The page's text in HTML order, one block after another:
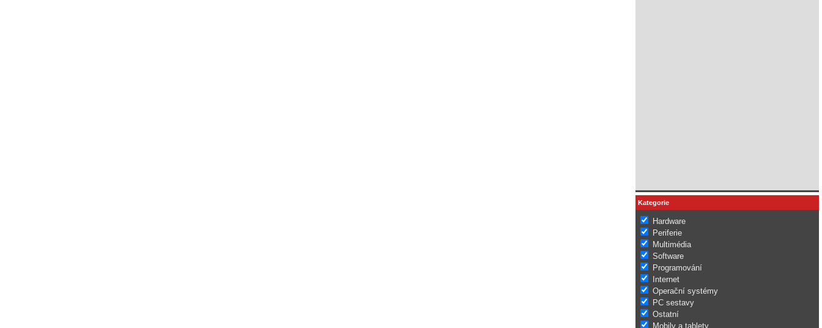
Kategorie
Hardware
Periferie
Multimédia
Software
Programování
Internet
Operační systémy
PC sestavy
Ostatní
Mobily a tablety